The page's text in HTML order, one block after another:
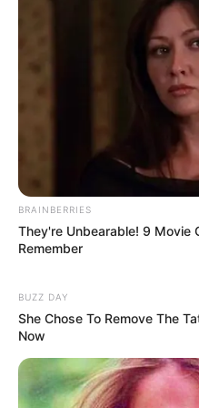
BRAINBERRIES
They're Unbearable! 9 Movie
Remember
BUZZ DAY
She Chose To Remove The
Now